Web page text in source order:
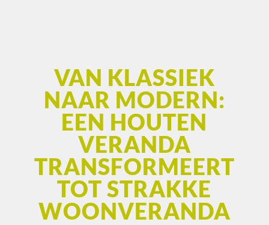
VAN KLASSIEK
NAAR MODERN:
EEN HOUTEN
VERANDA
TRANSFORMEERT
TOT STRAKKE
WOONVERANDA